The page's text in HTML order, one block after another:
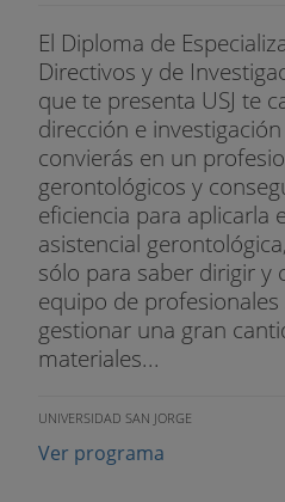
- Ha trabajado en
privadas en sectores
el CFGM de Atención
acceso al Ciclo Formativo
Técnica de Promoción de
entre Mujeres y Hombres.
finalizando el Grado de
UNIR. Acumula más de
complementaria en áreas
igualdad y sanidad.
Maria Jose Pozo
- Ha trabajado como
Libre, como Técnico
El Diploma de
Directivos y de
que te presenta USJ te
dirección e
convierás en un
gerontológicos y
eficiencia para aplicarla
asistencial
sólo para saber dirigir y
equipo de
gestionar una gran
materiales...
UNIVERSIDAD SAN JORGE
Ver programa